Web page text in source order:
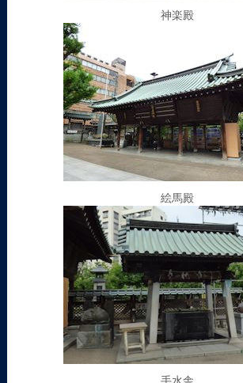
神楽殿
絵馬殿
手水舎